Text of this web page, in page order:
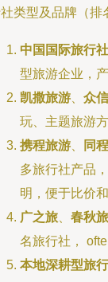
类型及品牌（排
中国国际旅行社
型旅游企业，
凯撒旅游
众
玩、主题旅游
携程旅游
同
多旅行社产品
明，便于比价和
广之旅
春秋
名旅行社，
本地深耕型旅